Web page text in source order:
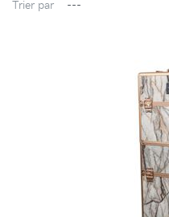
Trier par